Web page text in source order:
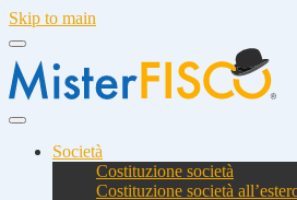
Skip to main
Società
Costituzione società
Costituzione società